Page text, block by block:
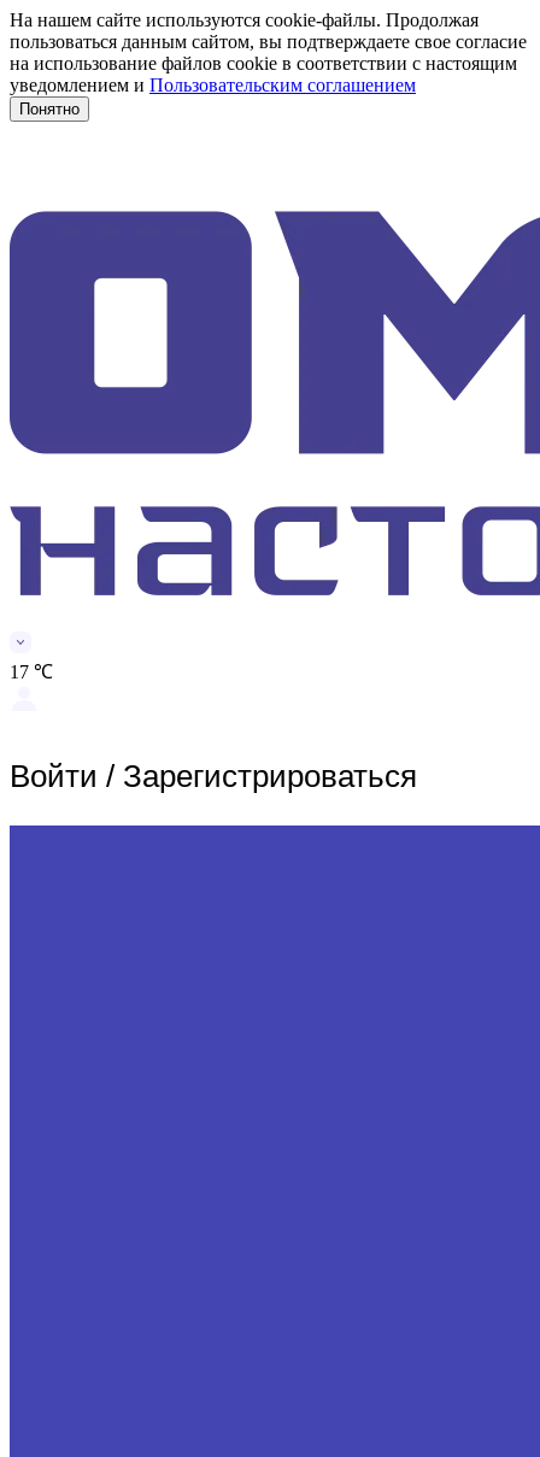
На нашем сайте используются cookie-файлы. Продолжая
пользоваться данным сайтом, вы подтверждаете свое согласие
на использование файлов cookie в соответствии с настоящим
уведомлением и Пользовательским соглашением
Понятно
17 ℃
Войти / Зарегистрироваться